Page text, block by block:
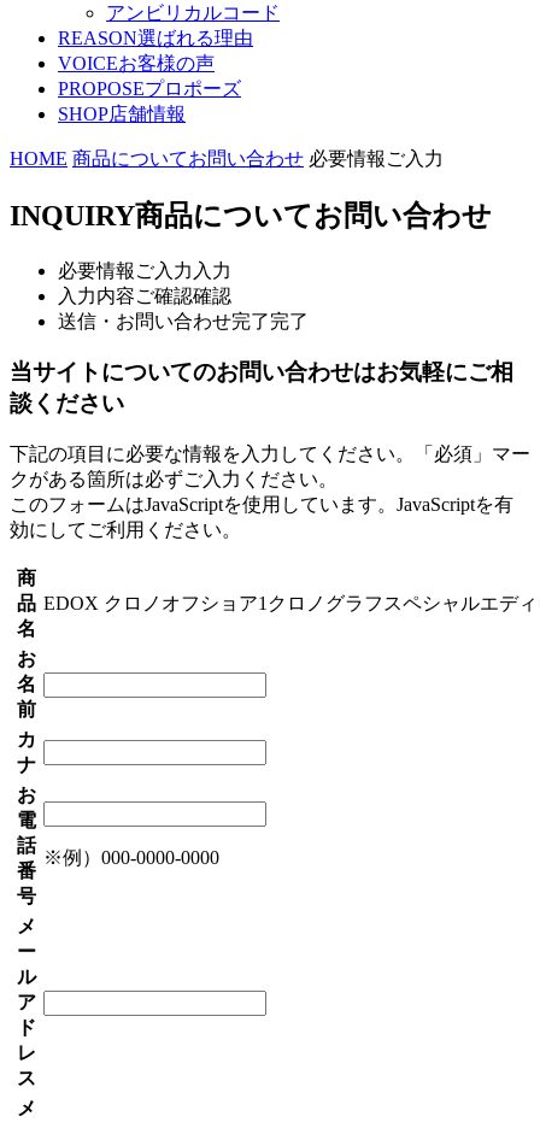
アンビリカルコード
REASON選ばれる理由
VOICEお客様の声
PROPOSEプロポーズ
SHOP店舗情報
HOME 商品についてお問い合わせ 必要情報ご入力
INQUIRY商品についてお問い合わせ
必要情報ご入力 入力
入力内容ご確認確認
送信・お問い合わせ完了完了
当サイトについてのお問い合わせはお気軽にご相
談ください
下記の項目に必要な情報を入力してください。「必須」マー
クがある箇所は必ずご入力ください。
このフォームはJavaScriptを使用しています。JavaScriptを有
効にしてご利用ください。
商
品
名
EDOX クロノオフショア1クロノグラフスペシャルエデ
お
名
前
カ
ナ
お
電
話
番
号
※例）000-0000-0000
メ
ー
ル
ア
ド
レ
ス
メ